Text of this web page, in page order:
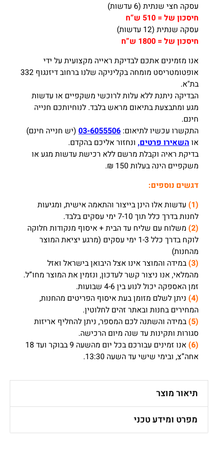
עסקה חצי שנתית (6 עדשות)
חיסכון של = 510 ש”ח
עסקה שנתית (12 עדשות)
חיסכון של = 1800 ש”ח
אנו מזמינים אתכם לבדיקת ראייה מקצועית על ידי
אופטומטריסט מומחה בקליניקה שלנו ברחוב דיזנגוף 332
בת"א.
הבדיקה ניתנת ללא עלות לרוכשי משקפיים או עדשות
מגע ומתבצעת בתיאום מראש בלבד. לנוחיותכם חנייה
חינם.
התקשרו עכשיו לתיאום: 03-6055506 (יש חנייה חינם)
אוהשאירו פרטים, ונחזור אליכם בהקדם.
בדיקת ראיה וקבלת מרשם ללא רכישת עדשות מגע או
משקפיים הינה בעלות 150 ₪.
דגשים נוספים:
(1)
עדשות אלו הינן בייצור והתאמה אישית, ומגיעות
לחנות בדרך כלל תוך 7-10 ימי עסקים בלבד.
(2)
משלוח עם שליח עד הבית + איסוף מנקודות חלוקה
לוקח בדרך כלל 1-3 ימי עסקים (מרגע יציאת המוצר
מהחנות)
(3)
במידה והמוצר אינו אצל היבואן בישראל ואזל
מהמלאי, אנו ניצור קשר לעדכון, ונזמין את המוצר מחו”ל.
זמן האספקה יכול לנוע בין 4-6 שבועות.
(4)
ניתן לשלם מזומן בעת איסוף הפריטים מהחנות,
המחירים בחנות ובאתר זהים לחלוטין.
(5)
במידה והשתנה לכם המספר, ניתן להחליף אריזות
סגורות ותקינות עד שנה מיום הרכישה.
(6)
אנו זמינים עבורכם בכל יום מהשעה 9 בבוקר ועד 18
אחה”צ, ובימי שישי עד השעה 13:30.
תיאור מוצר
מפרט ומידע טכני